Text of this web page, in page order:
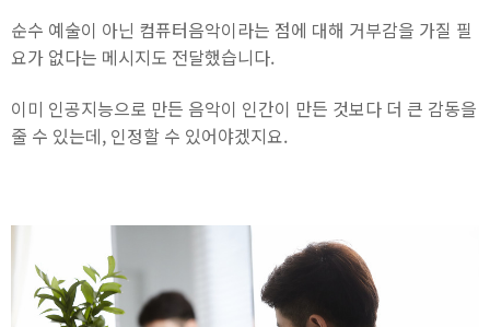
순수 예술이 아닌 컴퓨터음악이라는 점에 대해 거부감을 가질 필
요가 없다는 메시지도 전달했습니다.
이미 인공지능으로 만든 음악이 인간이 만든 것보다 더 큰 감동을
줄 수 있는데, 인정할 수 있어야겠지요.